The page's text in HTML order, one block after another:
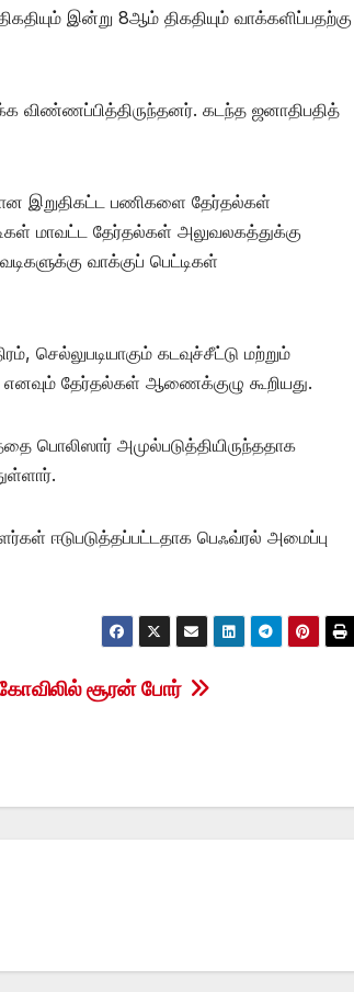
இன்று 8ஆம் திகதியும் வாக்களிப்பதற்கு
விண்ணப்பித்திருந்தனர். கடந்த ஜனாதிபதித்
இறுதிகட்ட பணிகளை தேர்தல்கள்
மாவட்ட தேர்தல்கள் அலுவலகத்துக்கு
வாக்குப் பெட்டிகள்
செல்லுபடியாகும் கடவுச்சீட்டு மற்றும்
தேர்தல்கள் ஆணைக்குழு கூறியது.
பொலிஸார் அமுல்படுத்தியிருந்ததாக
ஈடுபடுத்தப்பட்டதாக பெஃவ்ரல் அமைப்பு
சூரன் போர்